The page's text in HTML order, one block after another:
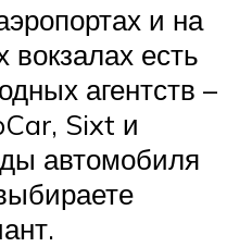
и на
есть
агентств –
Sixt и
автомобиля